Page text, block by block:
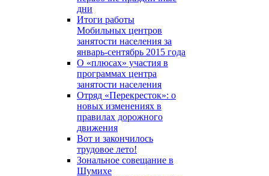
дни
Итоги работы
Мобильных центров
занятости населения за
январь-сентябрь 2015 года
О «плюсах» участия в
программах центра
занятости населения
Отряд «Перекресток»: о
новых изменениях в
правилах дорожного
движения
Вот и закончилось
трудовое лето!
Зональное совещание в
Шумихе